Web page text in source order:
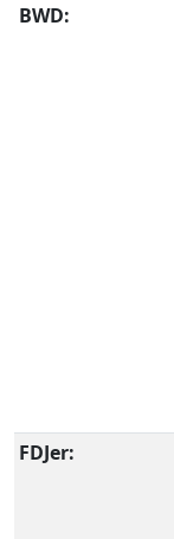
BWD:
FDJer: